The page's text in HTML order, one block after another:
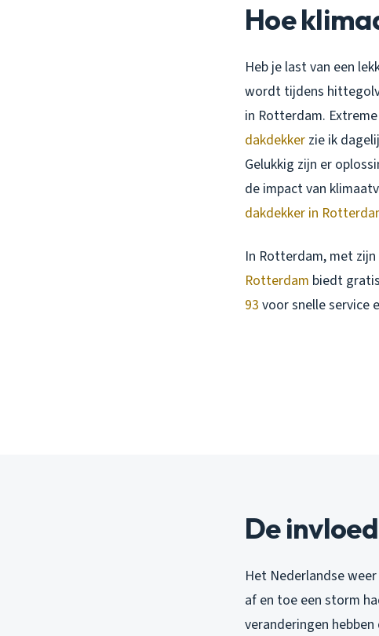
Hoe
Heb je last van een
wordt tijdens
in Rotterdam.
dakdekker zie ik
Gelukkig zijn er
de impact van
dakdekker in
In Rotterdam, met
Rotterdam biedt
93 voor snelle service
De
Het Nederlandse
af en toe een storm
veranderingen